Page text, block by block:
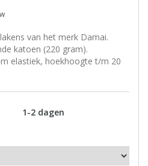
van het merk Damai.
katoen (220 gram).
elastiek, hoekhoogte t/m 20
1-2 dagen